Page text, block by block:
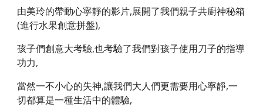
由美玲的帶動心寧靜的影片,展開了我們親子共廚神秘箱
(進行水果創意拼盤),
孩子們創意大考驗,也考驗了我們對孩子使用刀子的指導
功力,
當然一不小心的失神,讓我們大人們更需要用心寧靜,一
切都算是一種生活中的體驗,